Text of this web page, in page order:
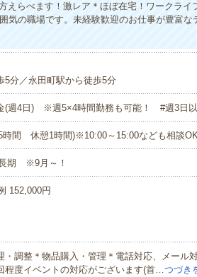
えらべます！激レア＊ほぼ在宅！ワークライ
気の職場です。未経験歓迎のお仕事が豊富な
5分／永田町駅から徒歩5分
(週4日) ※週5×4時間勤務も可能！ #週3日
時間 休憩1時間)※10:00～15:00なども相談
期 ※9月～！
152,000円
・調整＊物品購入・管理＊電話対応、メール
程度イベントの対応がございます(首…つづき